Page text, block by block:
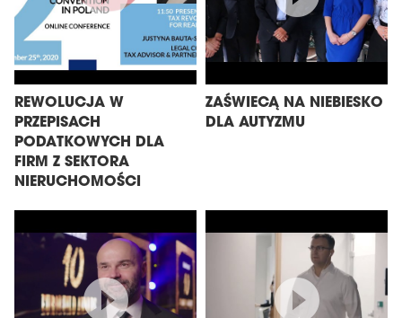
REWOLUCJA W
PRZEPISACH
PODATKOWYCH DLA
FIRM Z SEKTORA
NIERUCHOMOŚCI
ZAŚWIECĄ NA NIEBIESKO
DLA AUTYZMU